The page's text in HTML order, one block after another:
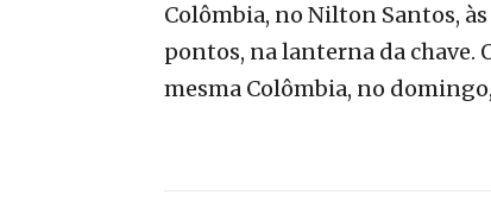
Colômbia, no Nilton Santos,
pontos, na lanterna da chave.
mesma Colômbia, no